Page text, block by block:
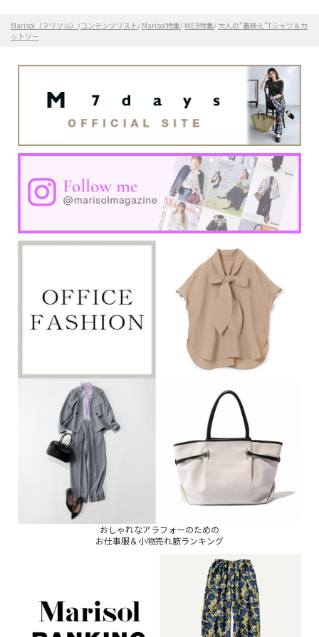
Marisol（マリソル） /コンテンツリスト/ Marisol特集/WEB特集/ 大人の“着映え”Tシャツ＆カ
ットソー
おしゃれなアラフォーのための
お仕事服＆小物売れ筋ランキング